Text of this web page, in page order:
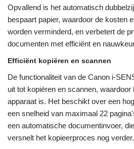
Opvallend is het automatisch
bespaart papier, waardoor de kosten
worden verminderd, en verbetert de
documenten met efficiënt en
Efficiënt kopiëren en scannen
De functionaliteit van de Canon i-
uit tot kopiëren en scannen, waardoor
apparaat is. Het beschikt over een
een snelheid van maximaal 22
een automatische documentinvoer,
versnelt het kopieerproces nog verder.